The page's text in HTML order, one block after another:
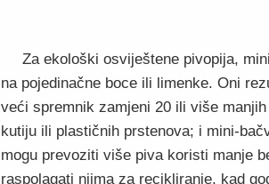
Za ekološki osviještene pivopija,
na pojedinačne boce ili limenke. Oni
veći spremnik zamjeni 20 ili više
kutiju ili plastičnih prstenova; i mini-
mogu prevoziti više piva koristi manje
raspolagati njima za recikliranje, kad